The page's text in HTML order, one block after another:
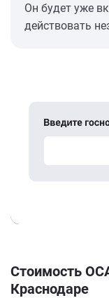
Он будет уже
действовать
Стоимость
Краснодаре